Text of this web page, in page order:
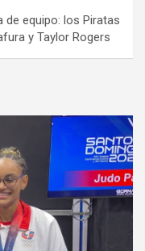
de equipo: los Piratas
y Taylor Rogers